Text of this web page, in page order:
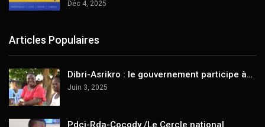
Déc 4, 2025
Articles Populaires
Dibri-Asrikro : le gouvernement participe à…
Juin 3, 2025
Pdci-Rda-Cocody /Le Cercle national